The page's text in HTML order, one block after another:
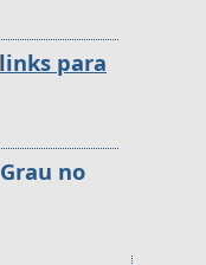
para
no